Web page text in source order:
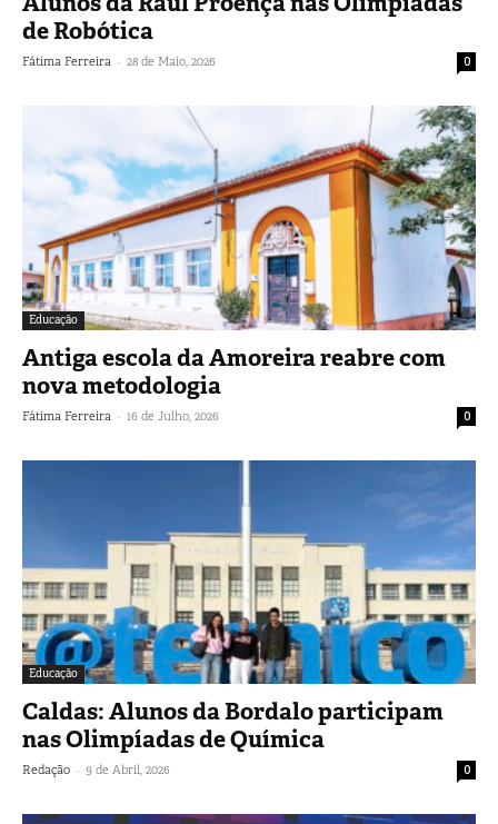
de Robótica
Fátima Ferreira - 28 de Maio, 2026 0
Educação
Antiga escola da Amoreira reabre com
nova metodologia
Fátima Ferreira - 16 de Julho, 2026 0
Educação
Caldas: Alunos da Bordalo participam
nas Olimpíadas de Química
Redação - 9 de Abril, 2026 0